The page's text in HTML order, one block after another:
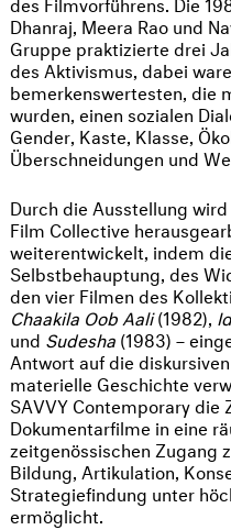
Dhanraj, Meera Rao und
Gruppe praktizierte drei
des Aktivismus, dabei
bemerkenswertesten, die
wurden, einen sozialen
Gender, Kaste, Klasse,
Überschneidungen und
Durch die Ausstellung
Film Collective
weiterentwickelt, indem
Selbstbehauptung, des
den vier Filmen des
Chaakila Oob Aali(1982),
und Sudesha (1983) –
Antwort auf die
materielle Geschichte
SAVVY Contemporary die
Dokumentarfilme in eine
zeitgenössischen Zugang
Bildung, Artikulation,
Strategiefindung unter
ermöglicht.